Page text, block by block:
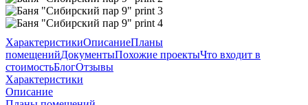
ХарактеристикиОписаниеПланы
помещенийДокументыПохожие проектыЧто входит в
стоимостьБлогОтзывы
Характеристики
Описание